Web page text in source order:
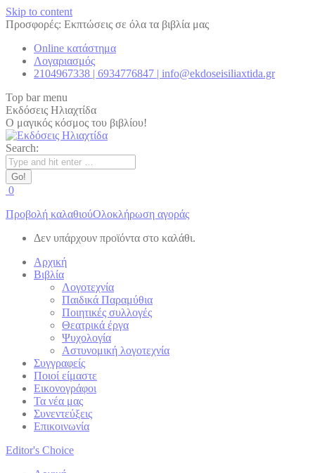
Skip to content
Προσφορές: Εκπτώσεις σε όλα τα βιβλία μας
Online κατάστημα
Λογαριασμός
2104967338 | 6934776847 | info@ekdoseisiliaxtida.gr
Top bar menu
Εκδόσεις Ηλιαχτίδα
Ο μαγικός κόσμος του βιβλίου!
Search:
0
Προβολή καλαθιούΟλοκλήρωση αγοράς
Δεν υπάρχουν προϊόντα στο καλάθι.
Αρχική
Βιβλία
Λογοτεχνία
Παιδικά Παραμύθια
Ποιητικές συλλογές
Θεατρικά έργα
Ψυχολογία
Αστυνομική λογοτεχνία
Συγγραφείς
Ποιοί είμαστε
Εικονογράφοι
Τα νέα μας
Συνεντεύξεις
Επικοινωνία
Editor's Choice